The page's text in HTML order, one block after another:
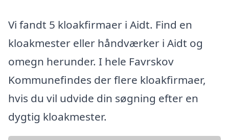
Vi fandt 5 kloakfirmaer i Aidt. Find en
kloakmester eller håndværker i Aidt og
omegn herunder. I hele Favrskov
Kommunefindes der flere kloakfirmaer,
hvis du vil udvide din søgning efter en
dygtig kloakmester.